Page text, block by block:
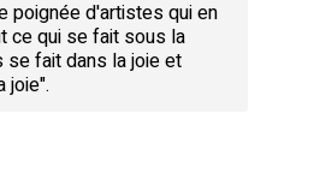
poignée d'artistes qui en
ce qui se fait sous la
se fait dans la joie et
joie".